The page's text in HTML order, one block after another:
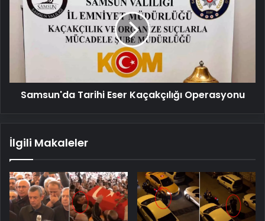
Eser
Kaçakçılığı
Operasyonu
Samsun'da Tarihi Eser Kaçakçılığı Operasyonu
İlgili Makaleler